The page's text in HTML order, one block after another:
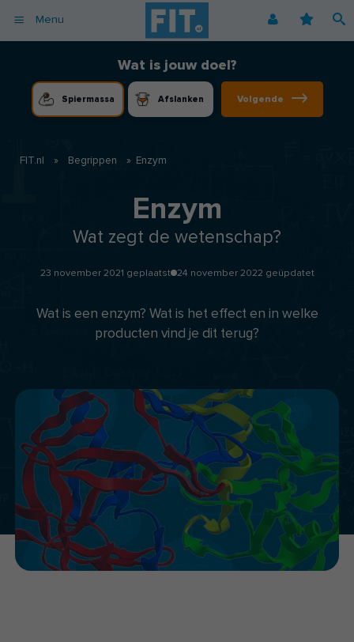
Menu
Cardio
Herstel
Mindset
Voedingssupplementen
Voedingsschema
Fitnessschema
Podcast voor professionals
Vegetarische recepten
Vegan recepten
Coaching
Vacatures
Nieuwsbrief
Wat is jouw doel?
Spiermassa Afslanken Volgende
FIT.nl » Begrippen » Enzym
Enzym
Wat zegt de wetenschap?
23 november 2021 geplaatst 24 november 2022 geüpdatet
Wat is een enzym? Wat is het effect en in welke
producten vind je dit terug?